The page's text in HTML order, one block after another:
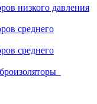
низкого давления
среднего
среднего